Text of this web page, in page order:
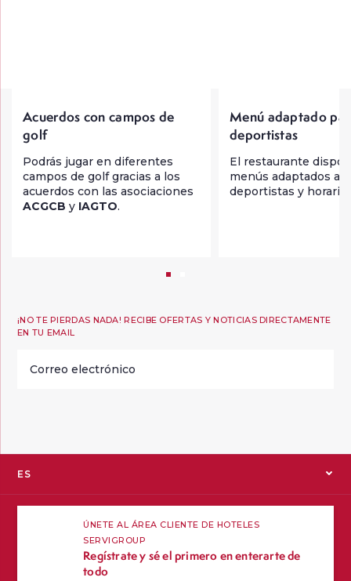
Acuerdos con campos de
golf
Podrás jugar en diferentes
campos de golf gracias a los
acuerdos con las asociaciones
ACGCB y IAGTO.
Menú adaptado
deportistas
El restaurante
menús adaptados a
deportistas y
¡NO TE PIERDAS NADA! RECIBE OFERTAS Y NOTICIAS DIRECTAMENTE
EN TU EMAIL
electrónico
ES
ÚNETE AL ÁREA CLIENTE DE HOTELES
SERVIGROUP
Regístrate y sé el primero en enterarte de
todo